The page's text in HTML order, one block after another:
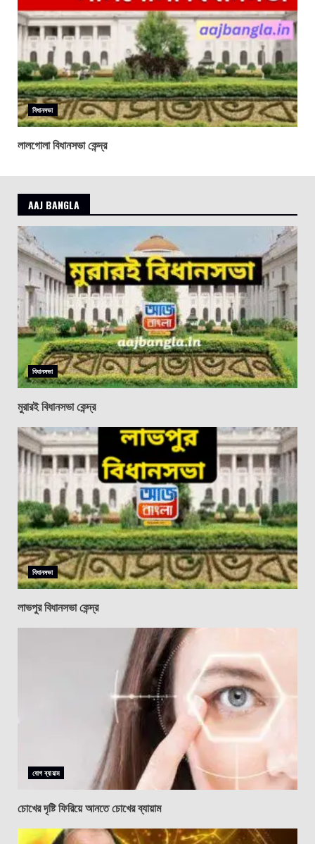
বিধানসভা
লালগোলা বিধানসভা কেন্দ্র
AAJ BANGLA
বিধানসভা
মুরারই বিধানসভা কেন্দ্র
বিধানসভা
লাভপুর বিধানসভা কেন্দ্র
যোগ ব্যায়াম
চোখের দৃষ্টি ফিরিয়ে আনতে চোখের ব্যায়াম